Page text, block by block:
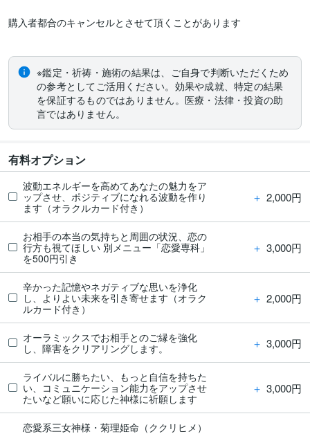
購入者都合のキャンセルとさせて頂くことがあります
※鑑定・祈祷・施術の結果は、ご自身で判断いただくため
の参考としてご活用ください。効果や成就、特定の結果
を保証するものではありません。医療・法律・投資の助
言ではありません。
有料オプション
波動エネルギーを高めてあなたの魅力をア
ップさせ、ポジティブになれる波動を作り
ます（オラクルカード付き）
＋ 2,000円
お相手の本当の気持ちと周囲の状況、恋の
行方も視てほしい 別メニュー「恋愛専科」
を500円引き
＋ 3,000円
辛かった記憶やネガティブな思いを浄化
し、よりよい未来を引き寄せます（オラク
ルカード付き）
＋ 2,000円
オーラミックスでお相手とのご縁を強化
し、障害をクリアリングします。
＋ 3,000円
ライバルに勝ちたい、もっと自信を持ちた
い、コミュニケーション能力をアップさせ
たいなど願いに応じた神様に祈願します
＋ 3,000円
恋愛系三女神様・菊理姫命（ククリヒメ）